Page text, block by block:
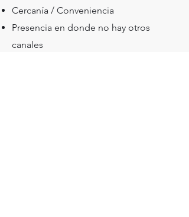
Cercanía / Conveniencia
Presencia en donde no hay otros
canales